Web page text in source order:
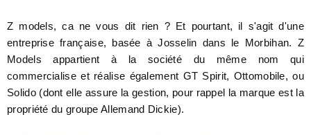
Z models, ca ne vous dit rien ? Et pourtant, il s'agit d'une
entreprise française, basée à Josselin dans le Morbihan. Z
Models appartient à la société du même nom qui
commercialise et réalise également GT Spirit, Ottomobile, ou
Solido (dont elle assure la gestion, pour rappel la marque est la
propriété du groupe Allemand Dickie).